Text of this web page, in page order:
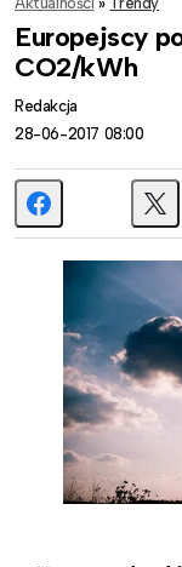
Europejscy
CO2/kWh
Redakcja
28-06-2017 08:00